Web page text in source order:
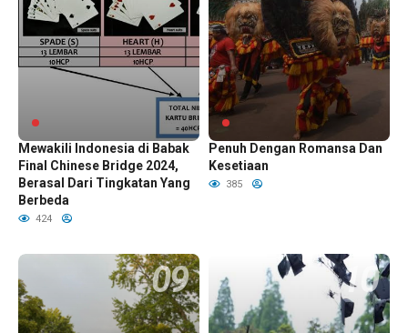
Pelajar Indonesia Akan
Mewakili Indonesia di Babak
Final Chinese Bridge 2024,
Berasal Dari Tingkatan Yang
Berbeda
424
Sejarah Reog Ponorogo Yang
Penuh Dengan Romansa Dan
Kesetiaan
385